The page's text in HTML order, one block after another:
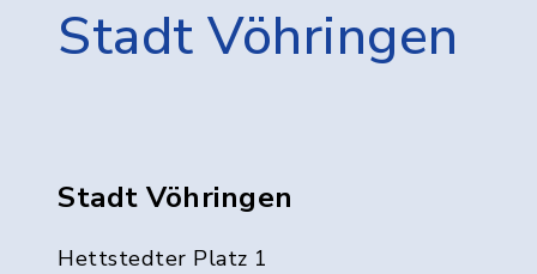
Stadt Vöhringen
Stadt Vöhringen
Hettstedter Platz 1